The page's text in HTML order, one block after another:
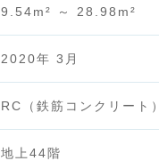
9.54m² ～ 28.98m²
2020年 3月
RC（鉄筋コンクリート）
地上44階